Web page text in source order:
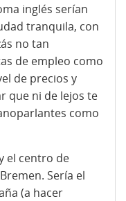
inglés serían
tranquila, con
no tan
de empleo como
de precios y
que ni de lejos te
como
el centro de
Sería el
(a hacer